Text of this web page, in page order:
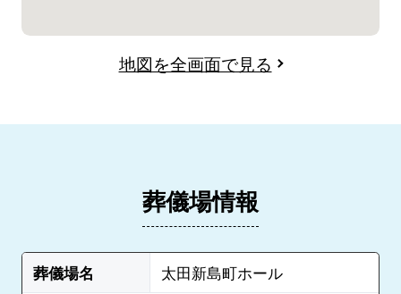
地図を全画面で見る
葬儀場情報
葬儀場名
太田新島町ホール